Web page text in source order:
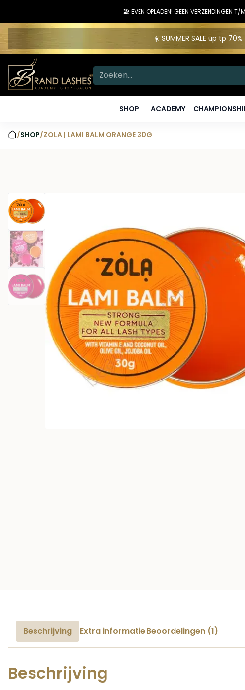
🏖️ EVEN OPLADEN! GEEN VERZENDINGEN
☀️ SUMMER SALE up tp
SHOP ACADEMY
/SHOP/ZOLA | LAMI BALM ORANGE 30G
Beschrijving Extra informatieBeoordelingen (1)
Beschrijving